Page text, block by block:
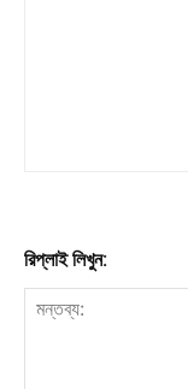
রিপ্লাই লিখুন: